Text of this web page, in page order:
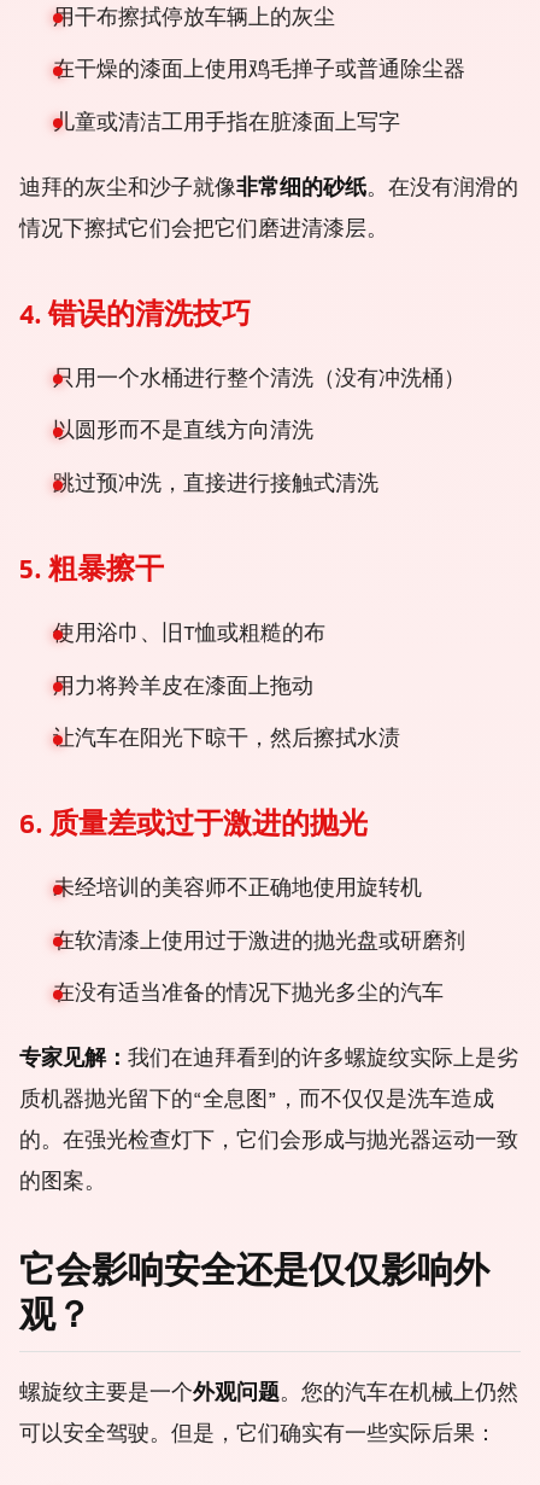
用干布擦拭停放车辆上的灰尘
在干燥的漆面上使用鸡毛掸子或普通除尘器
儿童或清洁工用手指在脏漆面上写字
迪拜的灰尘和沙子就像非常细的砂纸。在没有润滑的
情况下擦拭它们会把它们磨进清漆层。
4. 错误的清洗技巧
只用一个水桶进行整个清洗（没有冲洗桶）
以圆形而不是直线方向清洗
跳过预冲洗，直接进行接触式清洗
5. 粗暴擦干
使用浴巾、旧T恤或粗糙的布
用力将羚羊皮在漆面上拖动
让汽车在阳光下晾干，然后擦拭水渍
6. 质量差或过于激进的抛光
未经培训的美容师不正确地使用旋转机
在软清漆上使用过于激进的抛光盘或研磨剂
在没有适当准备的情况下抛光多尘的汽车
专家见解： 我们在迪拜看到的许多螺旋纹实际上是劣
质机器抛光留下的“全息图”，而不仅仅是洗车造成
的。在强光检查灯下，它们会形成与抛光器运动一致
的图案。
它会影响安全还是仅仅影响外
观？
螺旋纹主要是一个外观问题。您的汽车在机械上仍然
可以安全驾驶。但是，它们确实有一些实际后果：